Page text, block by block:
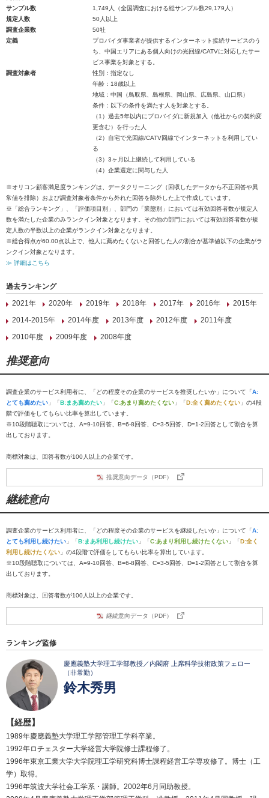
サンプル数
1,749人（全国調査における総サンプル数29,179人）
規定人数
50人以上
調査企業数
50社
定義
プロバイダ事業者が提供するインターネット接続サービスのう
ち、中国エリアにある個人向けの光回線/CATVに対応したサー
ビス事業を対象とする。
調査対象者
性別：指定なし
年齢：18歳以上
地域：中国（鳥取県、島根県、岡山県、広島県、山口県）
条件：以下の条件を満たす人を対象とする。
（1）過去5年以内にプロバイダに新規加入（他社からの契約変
更含む）を行った人
（2）自宅で光回線/CATV回線でインターネットを利用してい
る
（3）3ヶ月以上継続して利用している
（4）企業選定に関与した人
※オリコン顧客満足度ランキングは、データクリーニング（回収したデータから不正回答や異
常値を排除）および調査対象者条件から外れた回答を除外した上で作成しています。
※「総合ランキング」、「評価項目別」、部門の「業態別」においては有効回答者数が規定人
数を満たした企業のみランクイン対象となります。その他の部門においては有効回答者数が規
定人数の半数以上の企業がランクイン対象となります。
※総合得点が60.00点以上で、他人に薦めたくないと回答した人の割合が基準値以下の企業がラ
ンクイン対象となります。
≫ 詳細はこちら
過去ランキング
2021年
2020年 2019年 2018年 2017年 2016年
2015年
2014-2015年
2014年度 2013年度 2012年度
2011年度
2010年度
2009年度 2008年度
推奨意向
調査企業のサービス利用者に、「どの程度その企業のサービスを推奨したいか」について「A:
とても薦めたい 」「B:まあ薦めたい 」「C:あまり薦めたくない 」「D:全く薦めたくない 」の4段
階で評価をしてもらい比率を算出しています。
※10段階聴取については、A=9-10回答、B=6-8回答、C=3-5回答、D=1-2回答として割合を算
出しております。
商標対象は、回答者数が100人以上の企業です。
推奨意向データ（PDF）
継続意向
調査企業のサービス利用者に、「どの程度その企業のサービスを継続したいか」について「A:
とても利用し続けたい 」「B:まあ利用し続けたい 」「C:あまり利用し続けたくない 」「D:全く
利用し続けたくない 」の4段階で評価をしてもらい比率を算出しています。
※10段階聴取については、A=9-10回答、B=6-8回答、C=3-5回答、D=1-2回答として割合を算
出しております。
商標対象は、回答者数が100人以上の企業です。
継続意向データ（PDF）
ランキング監修
慶應義塾大学理工学部教授／内閣府 上席科学技術政策フェロー
（非常勤）
鈴木秀男
【経歴】
1989年慶應義塾大学理工学部管理工学科卒業。
1992年ロチェスター大学経営大学院修士課程修了。
1996年東京工業大学大学院理工学研究科博士課程経営工学専攻修了。博士（工
学）取得。
1996年筑波大学社会工学系・講師。2002年6月同助教授。